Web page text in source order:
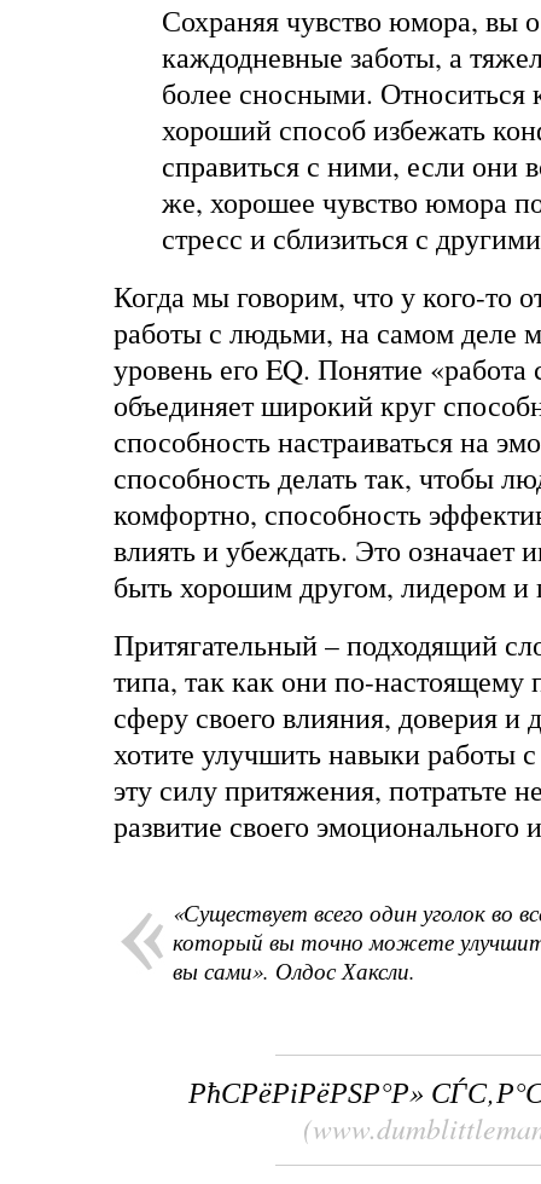
Сохраняя чувство юмора, вы
каждодневные заботы, а
более сносными. Относиться
хороший способ избежать
справиться с ними, если они
же, хорошее чувство юмора
стресс и сблизиться с
Когда мы говорим, что у кого-то
работы с людьми, на самом деле
уровень его EQ. Понятие
объединяет широкий круг
способность настраиваться на
способность делать так, чтобы
комфортно, способность
влиять и убеждать. Это означает
быть хорошим другом, лидером и
Притягательный – подходящий
типа, так как они по-настоящему
сферу своего влияния, доверия
хотите улучшить навыки работы
эту силу притяжения, потратьте
развитие своего эмоционального
«Существует всего один уголок во
который вы точно можете
вы сами». Олдос Хаксли.
РћСРёРіРёРЅР°Р»